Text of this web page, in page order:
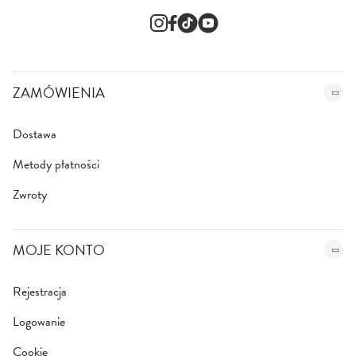
t
e
rZAMÓWIENIA
Dostawa
Metody płatności
Zwroty
MOJE KONTO
Rejestracja
Logowanie
Cookie